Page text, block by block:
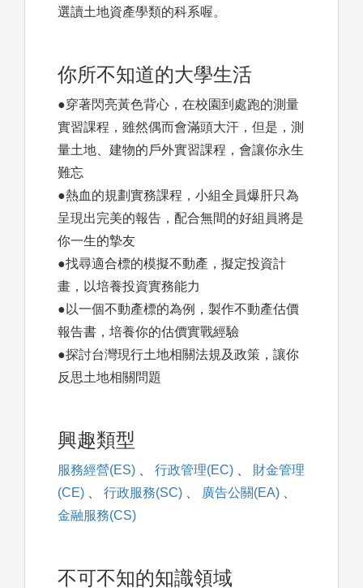
選讀土地資產學類的科系喔。
你所不知道的大學生活
●穿著閃亮黃色背心，在校園到處跑的測量
實習課程，雖然偶而會滿頭大汗，但是，測
量土地、建物的戶外實習課程，會讓你永生
難忘
●熱血的規劃實務課程，小組全員爆肝只為
呈現出完美的報告，配合無間的好組員將是
你一生的摯友
●找尋適合標的模擬不動產，擬定投資計
畫，以培養投資實務能力
●以一個不動產標的為例，製作不動產估價
報告書，培養你的估價實戰經驗
●探討台灣現行土地相關法規及政策，讓你
反思土地相關問題
興趣類型
服務經營(ES) 、 行政管理(EC) 、
財金管理
(CE) 、 行政服務(SC) 、 廣告公關(EA) 、
金融服務(CS)
不可不知的知識領域